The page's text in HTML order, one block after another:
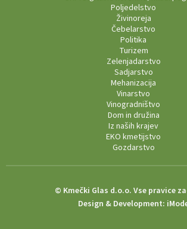
Poljedelstvo
Živinoreja
Čebelarstvo
Politika
Turizem
Zelenjadarstvo
Sadjarstvo
Mehanizacija
Vinarstvo
Vinogradništvo
Dom in družina
Iz naših krajev
EKO kmetijstvo
Gozdarstvo
© Kmečki Glas d.o.o. Vse pravice
Design & Development: